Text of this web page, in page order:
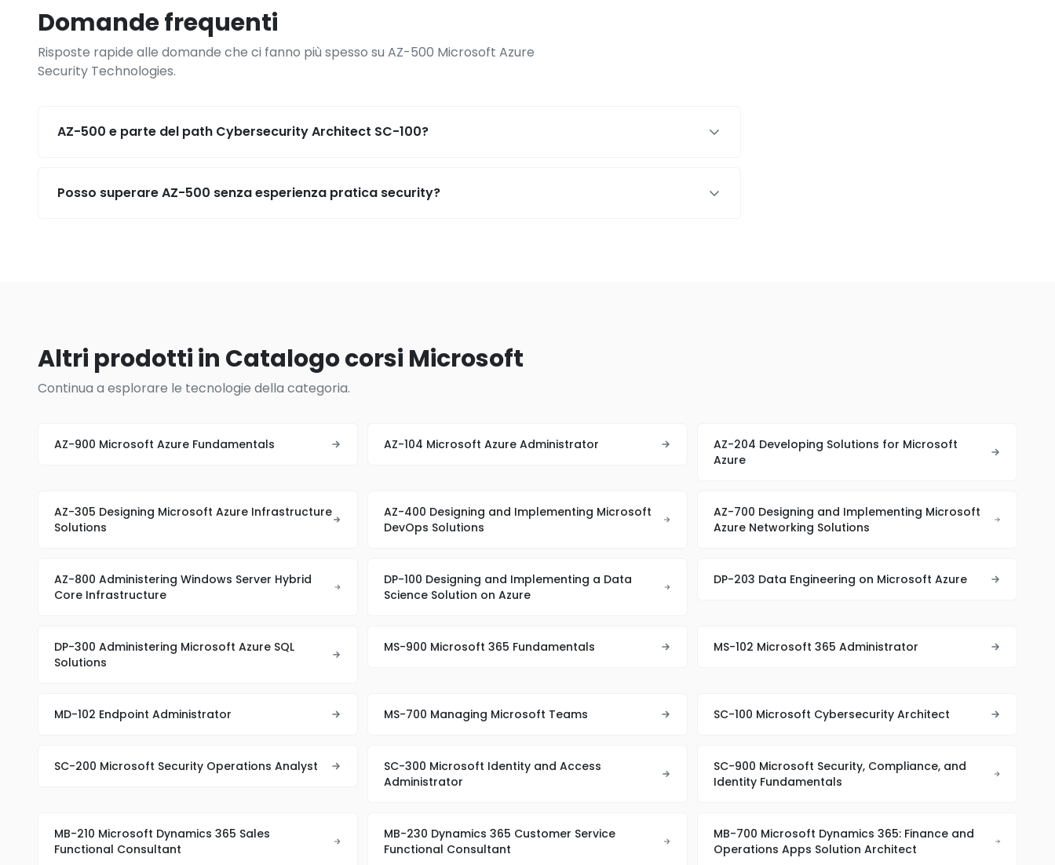
Domande frequenti
Risposte rapide alle domande che ci fanno più spesso su AZ-500 Microsoft Azure
Security Technologies.
AZ-500 e parte del path Cybersecurity Architect SC-100?
Posso superare AZ-500 senza esperienza pratica security?
Altri prodotti in Catalogo corsi Microsoft
Continua a esplorare le tecnologie della categoria.
AZ-900 Microsoft Azure Fundamentals AZ-104 Microsoft Azure Administrator
AZ-204 Developing Solutions for Microsoft
Azure
AZ-305 Designing Microsoft Azure Infrastructure
Solutions
AZ-400 Designing and Implementing Microsoft
DevOps Solutions
AZ-700 Designing and Implementing Microsoft
Azure Networking Solutions
AZ-800 Administering Windows Server Hybrid
Core Infrastructure
DP-100 Designing and Implementing a Data
Science Solution on Azure
DP-203 Data Engineering on Microsoft Azure
DP-300 Administering Microsoft Azure SQL
Solutions
MS-900 Microsoft 365 Fundamentals MS-102 Microsoft 365 Administrator
MD-102 Endpoint Administrator MS-700 Managing Microsoft Teams SC-100 Microsoft Cybersecurity Architect
SC-200 Microsoft Security Operations Analyst
SC-300 Microsoft Identity and Access
Administrator
SC-900 Microsoft Security, Compliance, and
Identity Fundamentals
MB-210 Microsoft Dynamics 365 Sales
Functional Consultant
MB-230 Dynamics 365 Customer Service
Functional Consultant
MB-700 Microsoft Dynamics 365: Finance and
Operations Apps Solution Architect